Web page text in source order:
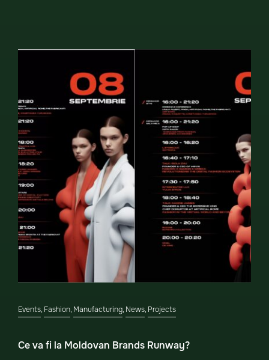
Events, Fashion, Manufacturing, News, Projects
Ce va fi la Moldovan Brands Runway?